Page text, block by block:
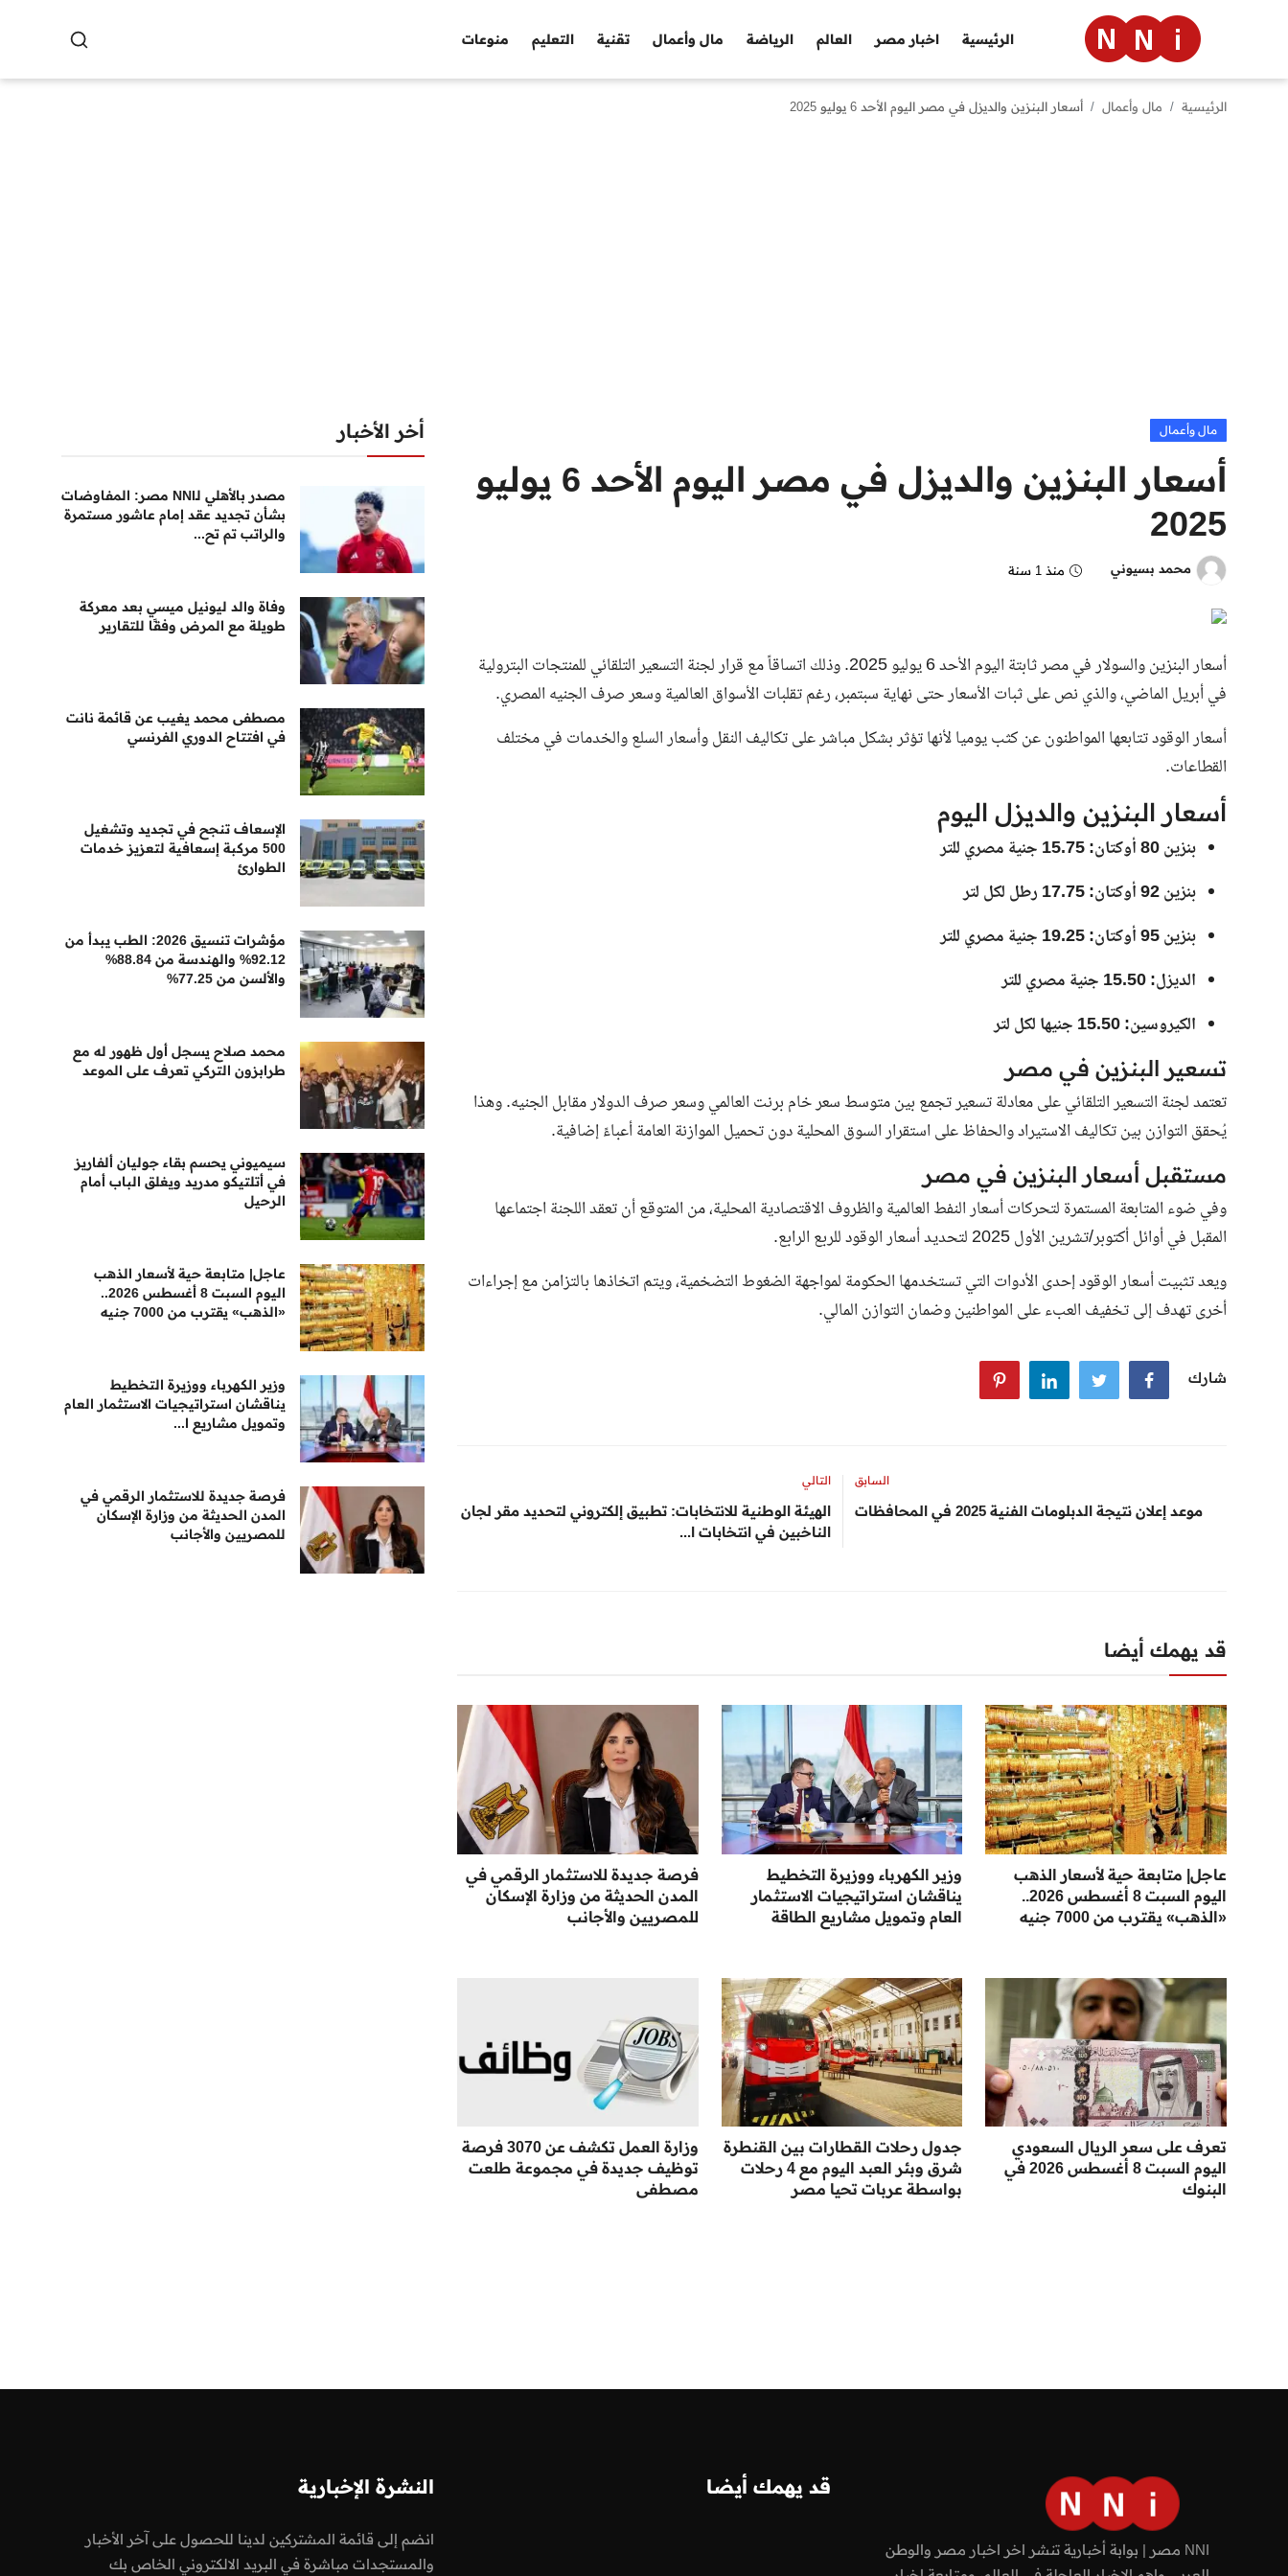
الرئيسية اخبار مصر العالم الرياضة مال وأعمال تقنية التعليم منوعات
منوعات
الرئيسية مال وأعمال أسعار البنزين والديزل في مصر اليوم الأحد 6 يوليو 2025
مال وأعمال
أسعار البنزين والديزل في مصر اليوم الأحد 6 يوليو
2025
محمد بسيوني منذ 1 سنة
أسعار البنزين والسولار في مصر ثابتة اليوم الأحد 6 يوليو 2025. وذلك اتساقاً مع قرار لجنة التسعير التلقائي للمنتجات البترولية
في أبريل الماضي، والذي نص على ثبات الأسعار حتى نهاية سبتمبر، رغم تقلبات الأسواق العالمية وسعر صرف الجنيه المصري.
أسعار الوقود تتابعها المواطنون عن كثب يوميا لأنها تؤثر بشكل مباشر على تكاليف النقل وأسعار السلع والخدمات في مختلف
القطاعات.
أسعار البنزين والديزل اليوم
بنزين 80 أوكتان: 15.75 جنية مصري للتر
بنزين 92 أوكتان: 17.75 رطل لكل لتر
بنزين 95 أوكتان: 19.25 جنية مصري للتر
الديزل: 15.50 جنية مصري للتر
الكيروسين: 15.50 جنيها لكل لتر
تسعير البنزين في مصر
تعتمد لجنة التسعير التلقائي على معادلة تسعير تجمع بين متوسط سعر خام برنت العالمي وسعر صرف الدولار مقابل الجنيه. وهذا
يُحقق التوازن بين تكاليف الاستيراد والحفاظ على استقرار السوق المحلية دون تحميل الموازنة العامة أعباءً إضافية.
مستقبل أسعار البنزين في مصر
وفي ضوء المتابعة المستمرة لتحركات أسعار النفط العالمية والظروف الاقتصادية المحلية، من المتوقع أن تعقد اللجنة اجتماعها
المقبل في أوائل أكتوبر/تشرين الأول 2025 لتحديد أسعار الوقود للربع الرابع.
ويعد تثبيت أسعار الوقود إحدى الأدوات التي تستخدمها الحكومة لمواجهة الضغوط التضخمية، ويتم اتخاذها بالتزامن مع إجراءات
أخرى تهدف إلى تخفيف العبء على المواطنين وضمان التوازن المالي.
شارك
السابق
موعد إعلان نتيجة الدبلومات الفنية 2025 في المحافظات
التالي
الهيئة الوطنية للانتخابات: تطبيق إلكتروني لتحديد مقر لجان
الناخبين في انتخابات ا...
قد يهمك أيضا
عاجل| متابعة حية لأسعار الذهب
اليوم السبت 8 أغسطس 2026..
«الذهب» يقترب من 7000 جنيه
وزير الكهرباء ووزيرة التخطيط
يناقشان استراتيجيات الاستثمار
العام وتمويل مشاريع الطاقة
فرصة جديدة للاستثمار الرقمي في
المدن الحديثة من وزارة الإسكان
للمصريين والأجانب
تعرف على سعر الريال السعودي
اليوم السبت 8 أغسطس 2026 في
البنوك
جدول رحلات القطارات بين القنطرة
شرق وبئر العبد اليوم مع 4 رحلات
بواسطة عربات تحيا مصر
وزارة العمل تكشف عن 3070 فرصة
توظيف جديدة في مجموعة طلعت
مصطفى
أخر الأخبار
مصدر بالأهلي لـNNI مصر: المفاوضات
بشأن تجديد عقد إمام عاشور مستمرة
والراتب تم تح...
وفاة والد ليونيل ميسي بعد معركة
طويلة مع المرض وفقًا للتقارير
مصطفى محمد يغيب عن قائمة نانت
في افتتاح الدوري الفرنسي
الإسعاف تنجح في تجديد وتشغيل
500 مركبة إسعافية لتعزيز خدمات
الطوارئ
مؤشرات تنسيق 2026: الطب يبدأ من
92.12% والهندسة من 88.84%
والألسن من 77.25%
محمد صلاح يسجل أول ظهور له مع
طرابزون التركي تعرف على الموعد
سيميوني يحسم بقاء جوليان ألفاريز
في أتلتيكو مدريد ويغلق الباب أمام
الرحيل
عاجل| متابعة حية لأسعار الذهب
اليوم السبت 8 أغسطس 2026..
«الذهب» يقترب من 7000 جنيه
وزير الكهرباء ووزيرة التخطيط
يناقشان استراتيجيات الاستثمار العام
وتمويل مشاريع ا...
فرصة جديدة للاستثمار الرقمي في
المدن الحديثة من وزارة الإسكان
للمصريين والأجانب
NNI مصر | بوابة أخبارية تنشر اخر اخبار مصر والوطن
قد يهمك أيضا النشرة الإخبارية
انضم إلى قائمة المشتركين لدينا للحصول على آخر الأخبار
والمستجدات مباشرة في البريد الالكتروني الخاص بك